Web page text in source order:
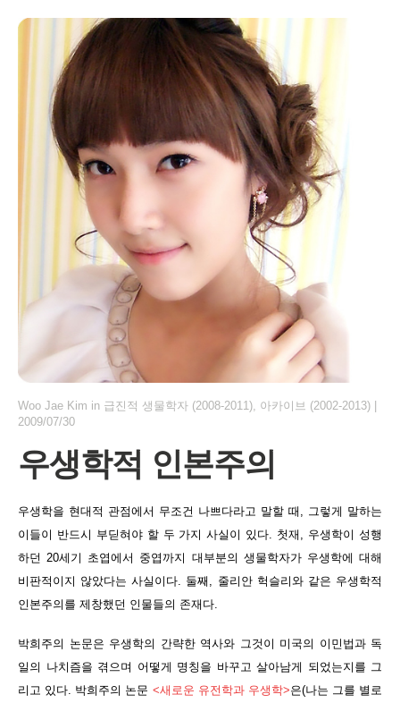
Woo Jae Kim in 급진적 생물학자 (2008-2011), 아카이브 (2002-2013)
2009/07/30
우생학적 인본주의
우생학을 현대적 관점에서 무조건 나쁘다라고 말할 때, 그렇게 말하는
이들이 반드시 부딛혀야 할 두 가지 사실이 있다. 첫재, 우생학이 성행
하던 20세기 초엽에서 중엽까지 대부분의 생물학자가 우생학에 대해
비판적이지 않았다는 사실이다. 둘째, 줄리안 헉슬리와 같은 우생학적
인본주의를 제창했던 인물들의 존재다.
박희주의 논문은 우생학의 간략한 역사와 그것이 미국의 이민법과 독
일의 나치즘을 겪으며 어떻게 명칭을 바꾸고 살아남게 되었는지를 그
리고 있다. 박희주의 논문 <새로운 유전학과 우생학>은(나는 그를 별로